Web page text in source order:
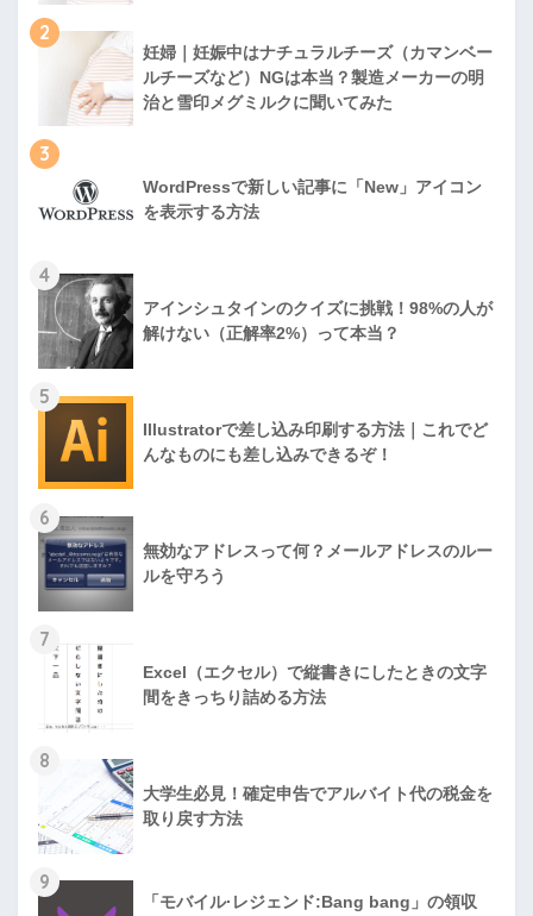
2
妊婦｜妊娠中はナチュラルチーズ（カマンベー
ルチーズなど）NGは本当？製造メーカーの明
治と雪印メグミルクに聞いてみた
3
WordPressで新しい記事に「New」アイコン
を表示する方法
4
アインシュタインのクイズに挑戦！98%の人が
解けない（正解率2%）って本当？
5
Illustratorで差し込み印刷する方法｜これでど
んなものにも差し込みできるぞ！
6
無効なアドレスって何？メールアドレスのルー
ルを守ろう
7
Excel（エクセル）で縦書きにしたときの文字
間をきっちり詰める方法
8
大学生必見！確定申告でアルバイト代の税金を
取り戻す方法
9
「モバイル·レジェンド:Bang bang」の領収